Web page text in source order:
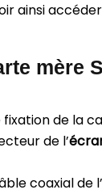
ainsi
mère
fixation de la
de l’
coaxial de